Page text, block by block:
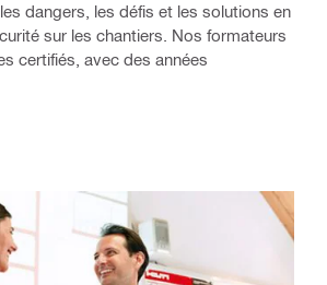
dangers, les défis et les solutions en
sur les chantiers. Nos formateurs
certifiés, avec des années